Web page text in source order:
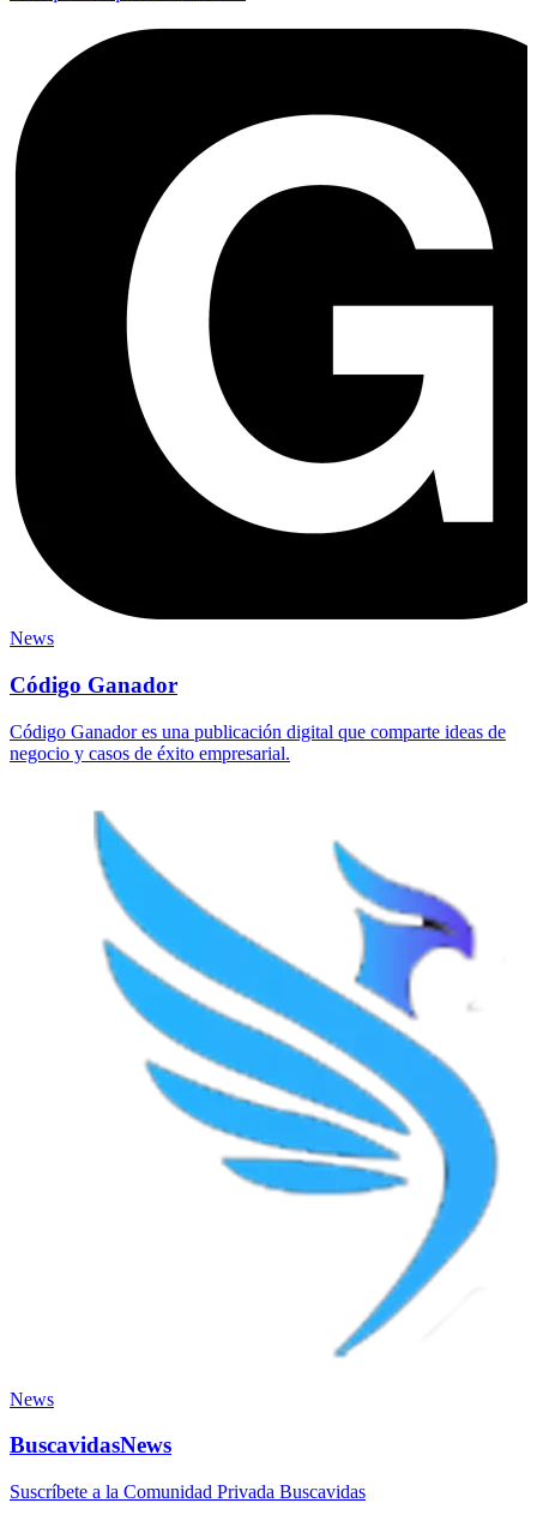
News
Código Ganador
Código Ganador es una publicación digital que comparte ideas de
negocio y casos de éxito empresarial.
News
BuscavidasNews
Suscríbete a la Comunidad Privada Buscavidas